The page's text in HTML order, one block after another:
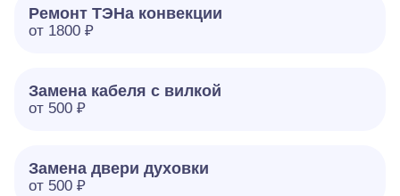
Ремонт ТЭНа конвекции
от 1800 ₽
Замена кабеля с вилкой
от 500 ₽
Замена двери духовки
от 500 ₽